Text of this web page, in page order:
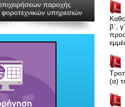
παροχής
φοροτεχνικών υπηρεσιών
β΄,
(α)